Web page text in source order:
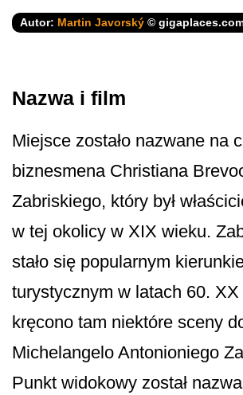
Autor: Martin Javorský ©
Nazwa i film
Miejsce zostało nazwane na
biznesmena Christiana
Zabriskiego, który był
w tej okolicy w XIX wieku.
stało się popularnym
turystycznym w latach 60.
kręcono tam niektóre sceny
Michelangelo Antonioniego
Punkt widokowy został